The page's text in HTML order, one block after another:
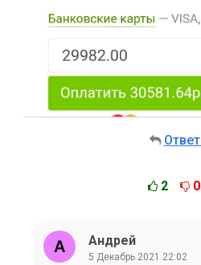
2 0
Андрей
5 Декабрь 2021 22:02